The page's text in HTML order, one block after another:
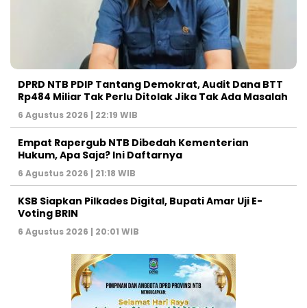
DPRD NTB PDIP Tantang Demokrat, Audit Dana BTT
Rp484 Miliar Tak Perlu Ditolak Jika Tak Ada Masalah
6 Agustus 2026 | 22:19 WIB
Empat Rapergub NTB Dibedah Kementerian
Hukum, Apa Saja? Ini Daftarnya
6 Agustus 2026 | 21:18 WIB
KSB Siapkan Pilkades Digital, Bupati Amar Uji E-
Voting BRIN
6 Agustus 2026 | 20:01 WIB